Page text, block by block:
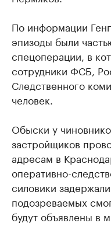
По информации
эпизоды были
спецоперации, в
сотрудники ФСБ,
Следственного
человек.
Обыски у
застройщиков
адресам в
оперативно-
силовики
подозреваемых
будут объявлены в